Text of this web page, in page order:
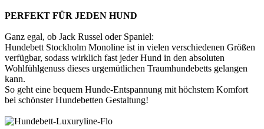
PERFEKT FÜR JEDEN HUND
Ganz egal, ob Jack Russel oder Spaniel:
Hundebett Stockholm Monoline ist in vielen verschiedenen Größen
verfügbar, sodass wirklich fast jeder Hund in den absoluten
Wohlfühlgenuss dieses urgemütlichen Traumhundebetts gelangen
kann.
So geht eine bequem Hunde-Entspannung mit höchstem Komfort
bei schönster Hundebetten Gestaltung!